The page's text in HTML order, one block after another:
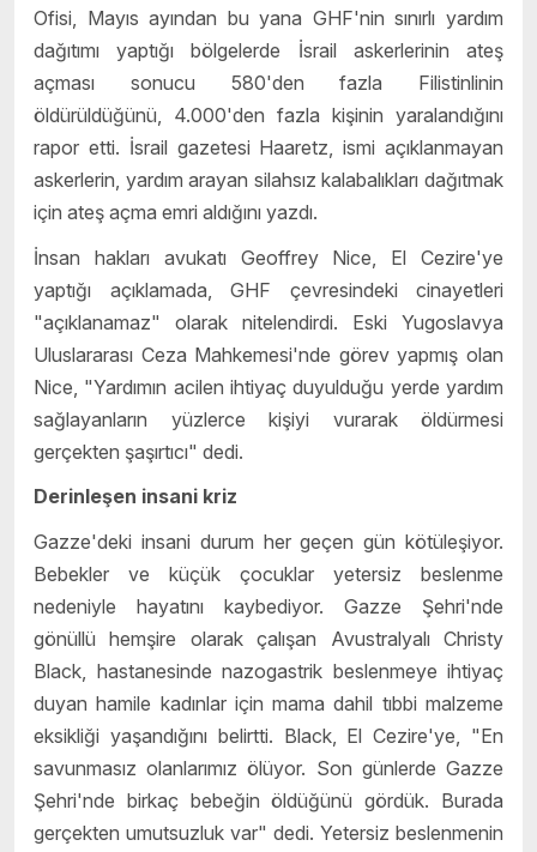
Ofisi, Mayıs ayından bu yana GHF'nin sınırlı yardım
dağıtımı yaptığı bölgelerde İsrail askerlerinin ateş
açması sonucu 580'den fazla Filistinlinin
öldürüldüğünü, 4.000'den fazla kişinin yaralandığını
rapor etti. İsrail gazetesi Haaretz, ismi açıklanmayan
askerlerin, yardım arayan silahsız kalabalıkları dağıtmak
için ateş açma emri aldığını yazdı.
İnsan hakları avukatı Geoffrey Nice, El Cezire'ye
yaptığı açıklamada, GHF çevresindeki cinayetleri
"açıklanamaz" olarak nitelendirdi. Eski Yugoslavya
Uluslararası Ceza Mahkemesi'nde görev yapmış olan
Nice, "Yardımın acilen ihtiyaç duyulduğu yerde yardım
sağlayanların yüzlerce kişiyi vurarak öldürmesi
gerçekten şaşırtıcı" dedi.
Derinleşen insani kriz
Gazze'deki insani durum her geçen gün kötüleşiyor.
Bebekler ve küçük çocuklar yetersiz beslenme
nedeniyle hayatını kaybediyor. Gazze Şehri'nde
gönüllü hemşire olarak çalışan Avustralyalı Christy
Black, hastanesinde nazogastrik beslenmeye ihtiyaç
duyan hamile kadınlar için mama dahil tıbbi malzeme
eksikliği yaşandığını belirtti. Black, El Cezire'ye, "En
savunmasız olanlarımız ölüyor. Son günlerde Gazze
Şehri'nde birkaç bebeğin öldüğünü gördük. Burada
gerçekten umutsuzluk var" dedi. Yetersiz beslenmenin